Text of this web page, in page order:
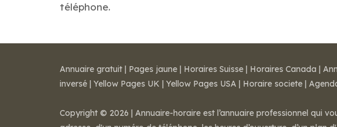
téléphone.
Annuaire gratuit | Pages jaune | Horaires Suisse | Horaires Canada |
inversé | Yellow Pages UK | Yellow Pages USA | Horaire societe |
Copyright © 2026 | Annuaire-horaire est l’annuaire professionnel qui